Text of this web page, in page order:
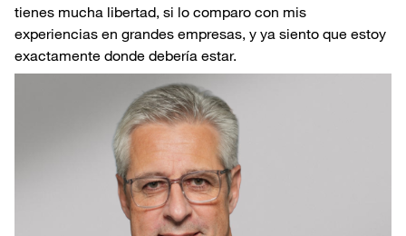
tienes mucha libertad, si lo comparo con mis
experiencias en grandes empresas, y ya siento que estoy
exactamente donde debería estar.